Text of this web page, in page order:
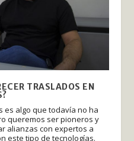
TRASLADOS EN
es algo que todavía no ha
queremos ser pioneros y
alianzas con expertos a
este tipo de tecnologías.